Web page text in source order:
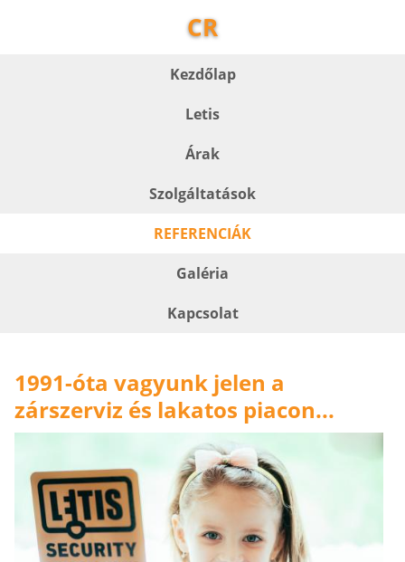
CR
Kezdőlap
Letis
Árak
Szolgáltatások
REFERENCIÁK
Galéria
Kapcsolat
1991-óta vagyunk jelen a
zárszerviz és lakatos piacon...